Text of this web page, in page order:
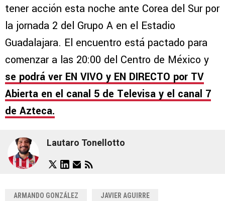
tener acción esta noche ante Corea del Sur por
la jornada 2 del Grupo A en el Estadio
Guadalajara. El encuentro está pactado para
comenzar a las 20:00 del Centro de México y
se podrá ver EN VIVO y EN DIRECTO por TV
Abierta en el canal 5 de Televisa y el canal 7
de Azteca.
Lautaro Tonellotto
ARMANDO GONZÁLEZ JAVIER AGUIRRE